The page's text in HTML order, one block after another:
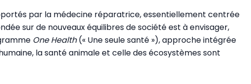
par la médecine réparatrice, essentiellement centrée
sur de nouveaux équilibres de société est à envisager,
One Health(« Une seule santé »), approche intégrée
la santé animale et celle des écosystèmes sont